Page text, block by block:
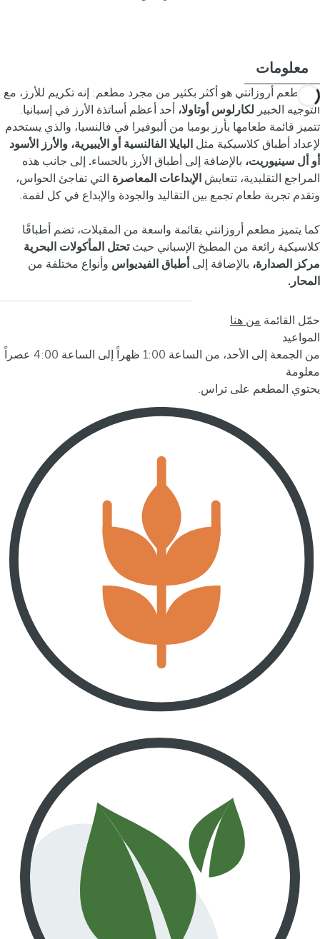
معلومات
إن مطعم أروزانتي هو أكثر بكثير من مجرد مطعم: إنه تكريم للأرز، مع
التوجيه الخبير لكارلوس أوتاولا، أحد أعظم أساتذة الأرز في إسبانيا.
تتميز قائمة طعامها بأرز بومبا من ألبوفيرا في فالنسيا، والذي يستخدم
لإعداد أطباق كلاسيكية مثل البايلا الفالنسية أو الأيبيرية، والأرز الأسود
أو أل سينيوريت، بالإضافة إلى أطباق الأرز بالحساء. إلى جانب هذه
المراجع التقليدية، تتعايش الإبداعات المعاصرة التي تفاجئ الحواس،
وتقدم تجربة طعام تجمع بين التقاليد والجودة والإبداع في كل لقمة.
كما يتميز مطعم أروزانتي بقائمة واسعة من المقبلات، تضم أطباقًا
كلاسيكية رائعة من المطبخ الإسباني حيثتحتل المأكولات البحرية
مركز الصدارة، بالإضافة إلى أطباق الفيديواس وأنواع مختلفة من
المحار.
حمّل القائمة من هنا
المواعيد
من الجمعة إلى الأحد، من الساعة 1:00 ظهراً إلى الساعة 4:00 عصراً
معلومة
يحتوي المطعم على تراس.